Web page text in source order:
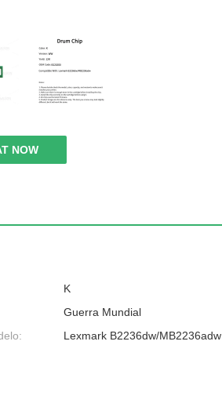
NOW
K
Guerra Mundial
Lexmark B2236dw/MB2236adw